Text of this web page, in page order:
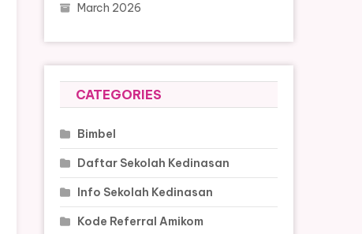
March 2026
CATEGORIES
Bimbel
Daftar Sekolah Kedinasan
Info Sekolah Kedinasan
Kode Referral Amikom